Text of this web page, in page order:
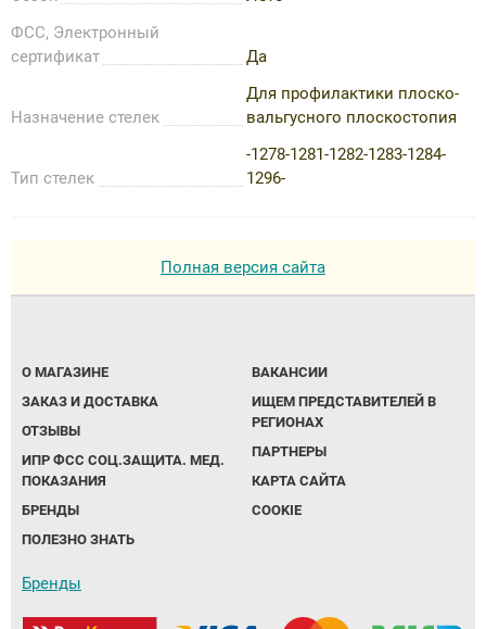
ФСС, Электронный
сертификат
Да
Назначение стелек
Для профилактики плоско-
вальгусного плоскостопия
Тип стелек
-1278-1281-1282-1283-1284-
1296-
Полная версия сайта
О МАГАЗИНЕ
ЗАКАЗ И ДОСТАВКА
ОТЗЫВЫ
ИПР ФСС СОЦ.ЗАЩИТА. МЕД.
ПОКАЗАНИЯ
БРЕНДЫ
ПОЛЕЗНО ЗНАТЬ
ВАКАНСИИ
ИЩЕМ ПРЕДСТАВИТЕЛЕЙ В
РЕГИОНАХ
ПАРТНЕРЫ
КАРТА САЙТА
COOKIE
Бренды